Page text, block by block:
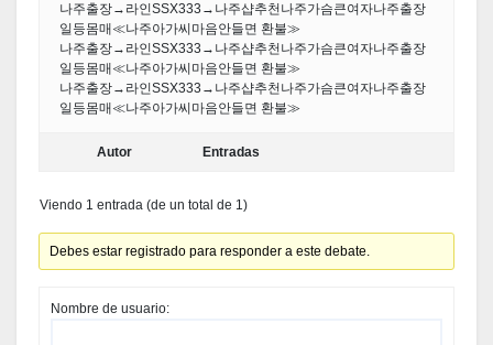
나주출장→라인SSX333→나주샵추천나주가슴큰여자나주출장
일등몸매≪나주아가씨마음안들면 환불≫
나주출장→라인SSX333→나주샵추천나주가슴큰여자나주출장
일등몸매≪나주아가씨마음안들면 환불≫
나주출장→라인SSX333→나주샵추천나주가슴큰여자나주출장
일등몸매≪나주아가씨마음안들면 환불≫
Autor Entradas
Viendo 1 entrada (de un total de 1)
Debes estar registrado para responder a este debate.
Nombre de usuario: